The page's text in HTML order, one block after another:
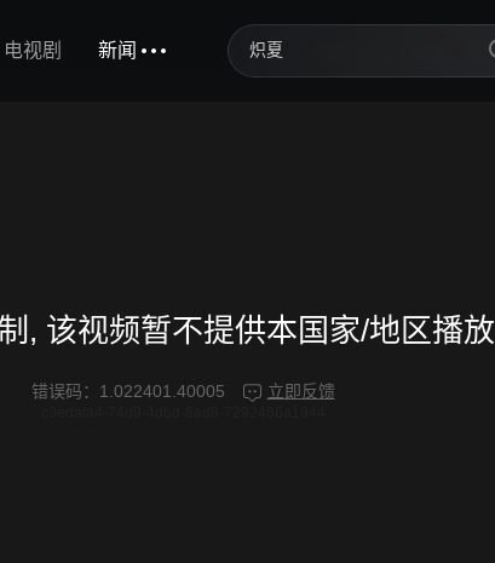
电视剧 新闻 炽夏
忙忙碌碌寻宝藏2
, 该视频暂不提供本国家/地区播放
错误码： 1.022401.40005 立即反馈